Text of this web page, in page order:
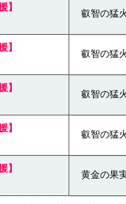
】
叡智の猛
】
叡智の猛
】
叡智の猛
】
叡智の猛
】
黄金の果